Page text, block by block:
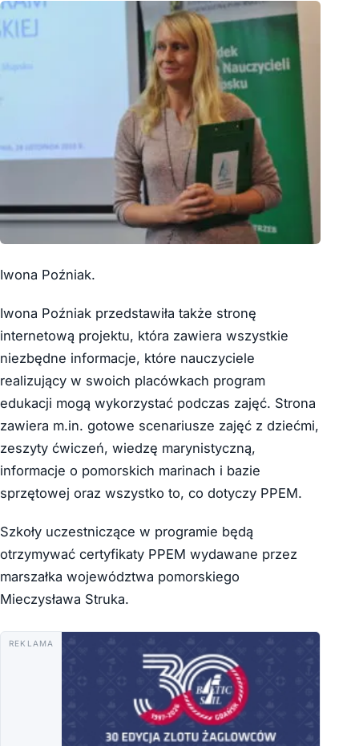
Iwona Poźniak.
Iwona Poźniak przedstawiła także stronę
internetową projektu, która zawiera wszystkie
niezbędne informacje, które nauczyciele
realizujący w swoich placówkach program
edukacji mogą wykorzystać podczas zajęć. Strona
zawiera m.in. gotowe scenariusze zajęć z dziećmi,
zeszyty ćwiczeń, wiedzę marynistyczną,
informacje o pomorskich marinach i bazie
sprzętowej oraz wszystko to, co dotyczy PPEM.
Szkoły uczestniczące w programie będą
otrzymywać certyfikaty PPEM wydawane przez
marszałka województwa pomorskiego
Mieczysława Struka.
REKLAMA